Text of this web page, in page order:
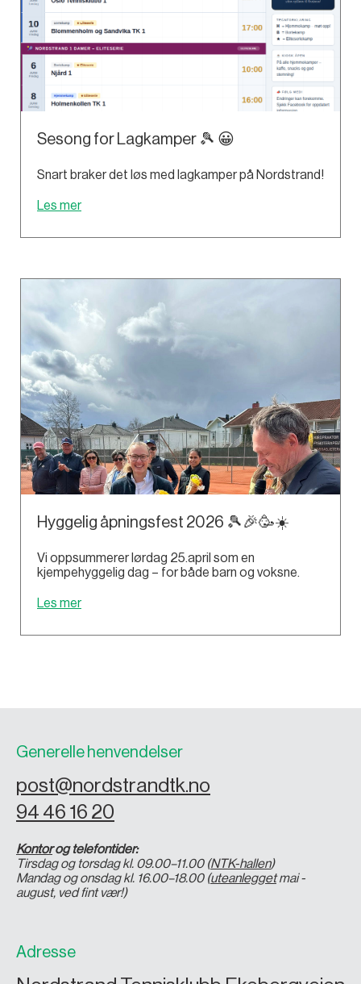
Sesong for Lagkamper 🎾 😀
Snart braker det løs med lagkamper på Nordstrand!
Les mer
Hyggelig åpningsfest 2026 🎾🎉🥳☀️
Vi oppsummerer lørdag 25.april som en
kjempehyggelig dag – for både barn og voksne.
Les mer
Generelle henvendelser
post@nordstrandtk.no
94 46 16 20
Kontorog telefontider:
Tirsdag og torsdag kl. 09.00–11.00 (NTK-hallen)
Mandag og onsdag kl. 16.00–18.00 (uteanleggetmai -
august, ved fint vær!)
Adresse